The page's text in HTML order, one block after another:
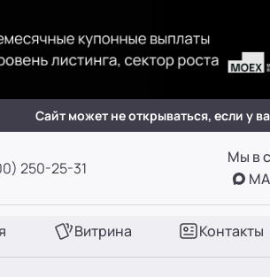
505)
153)
оф. 411
780)
661)
Сайт может не открываться, если у
250-25-31
Мы в
Витрина Контакты